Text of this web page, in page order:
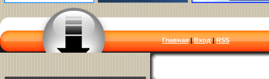
Главная |Вход|RSS